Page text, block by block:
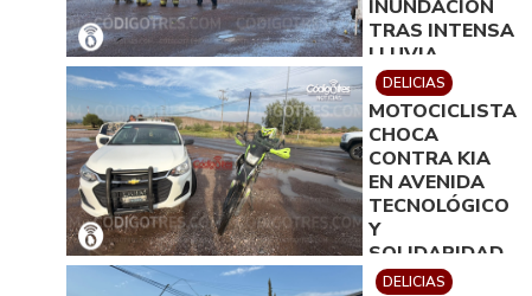
INUNDACIÓN
TRAS INTENSA
LLUVIA
DELICIAS
MOTOCICLISTA
CHOCA
CONTRA KIA
EN AVENIDA
TECNOLÓGICO
Y
SOLIDARIDAD
DELICIAS